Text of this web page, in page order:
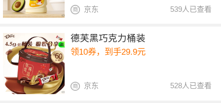
539人已查看
京东
德芙黑巧克力桶装
领10券，到手29.9元
528人已查看
京东